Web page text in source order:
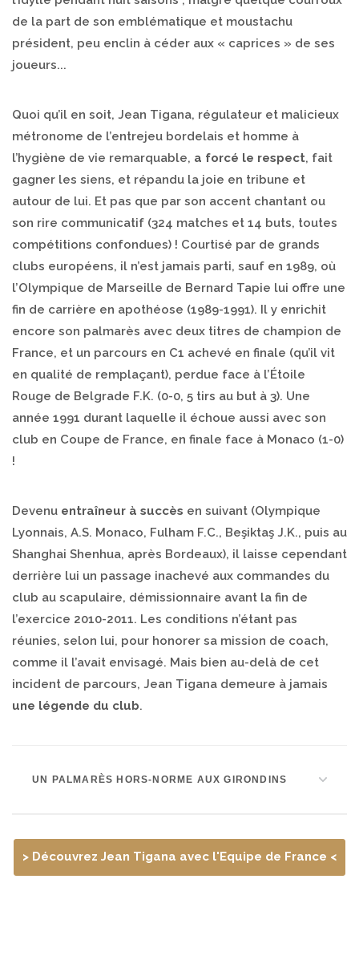
de la part de son emblématique et moustachu
président, peu enclin à céder aux « caprices » de ses
joueurs...
Quoi qu’il en soit, Jean Tigana, régulateur et malicieux
métronome de l’entrejeu bordelais et homme à
l’hygiène de vie remarquable, a forcé le respect, fait
gagner les siens, et répandu la joie en tribune et
autour de lui. Et pas que par son accent chantant ou
son rire communicatif (324 matches et 14 buts, toutes
compétitions confondues) ! Courtisé par de grands
clubs européens, il n’est jamais parti, sauf en 1989, où
l’Olympique de Marseille de Bernard Tapie lui offre une
fin de carrière en apothéose (1989-1991). Il y enrichit
encore son palmarès avec deux titres de champion de
France, et un parcours en C1 achevé en finale (qu’il vit
en qualité de remplaçant), perdue face à l’Étoile
Rouge de Belgrade F.K. (0-0, 5 tirs au but à 3). Une
année 1991 durant laquelle il échoue aussi avec son
club en Coupe de France, en finale face à Monaco (1-0)
!
Devenu entraîneur à succès en suivant (Olympique
Lyonnais, A.S. Monaco, Fulham F.C., Beşiktaş J.K., puis au
Shanghai Shenhua, après Bordeaux), il laisse cependant
derrière lui un passage inachevé aux commandes du
club au scapulaire, démissionnaire avant la fin de
l’exercice 2010-2011. Les conditions n’étant pas
réunies, selon lui, pour honorer sa mission de coach,
comme il l’avait envisagé. Mais bien au-delà de cet
incident de parcours, Jean Tigana demeure à jamais
une légende du club.
UN PALMARÈS HORS-NORME AUX GIRONDINS
> Découvrez Jean Tigana avec l'Equipe de France <